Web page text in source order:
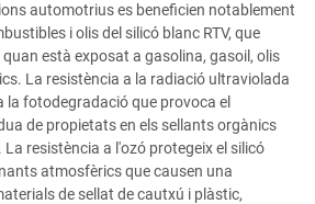
automotrius es beneficien notablement
i olis del silicó blanc RTV, que
està exposat a gasolina, gasoil, olis
La resistència a la radiació ultraviolada
la fotodegradació que provoca el
de propietats en els sellants orgànics
resistència a l'ozó protegeix el silicó
atmosfèrics que causen una
de sellat de cautxú i plàstic,